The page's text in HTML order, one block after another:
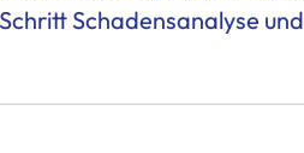
Schadensanalyse und